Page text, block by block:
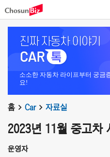
소소한 자동차 라이프부터 궁금
요!
홈 Car 자료실
2023년 11월 중고차
운영자